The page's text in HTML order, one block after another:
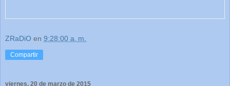
ZRaDiO en 9:28:00 a. m.
Compartir
viernes, 20 de marzo de 2015